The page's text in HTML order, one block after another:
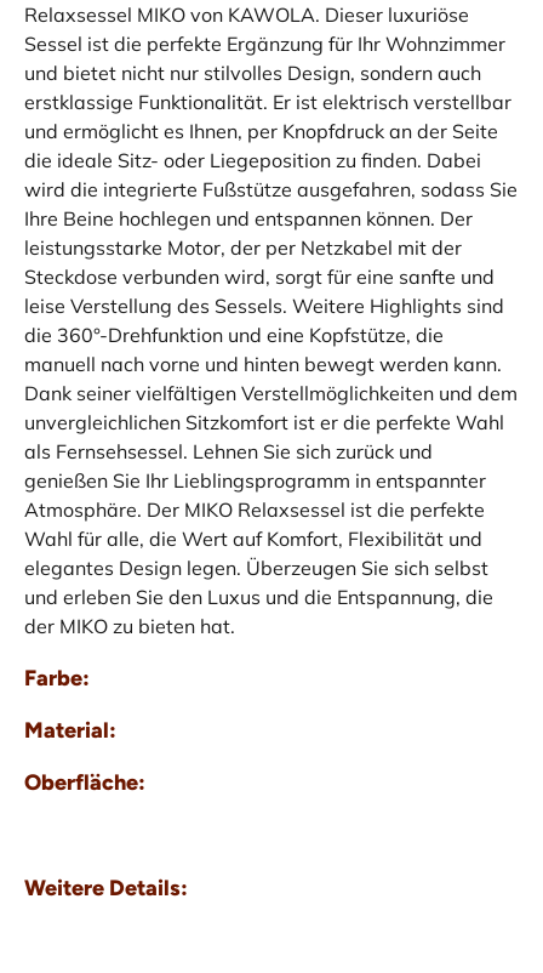
Relaxsessel MIKO von KAWOLA. Dieser luxuriöse
Sessel ist die perfekte Ergänzung für Ihr Wohnzimmer
und bietet nicht nur stilvolles Design, sondern auch
erstklassige Funktionalität. Er ist elektrisch verstellbar
und ermöglicht es Ihnen, per Knopfdruck an der Seite
die ideale Sitz- oder Liegeposition zu finden. Dabei
wird die integrierte Fußstütze ausgefahren, sodass Sie
Ihre Beine hochlegen und entspannen können. Der
leistungsstarke Motor, der per Netzkabel mit der
Steckdose verbunden wird, sorgt für eine sanfte und
leise Verstellung des Sessels. Weitere Highlights sind
die 360°-Drehfunktion und eine Kopfstütze, die
manuell nach vorne und hinten bewegt werden kann.
Dank seiner vielfältigen Verstellmöglichkeiten und dem
unvergleichlichen Sitzkomfort ist er die perfekte Wahl
als Fernsehsessel. Lehnen Sie sich zurück und
genießen Sie Ihr Lieblingsprogramm in entspannter
Atmosphäre. Der MIKO Relaxsessel ist die perfekte
Wahl für alle, die Wert auf Komfort, Flexibilität und
elegantes Design legen. Überzeugen Sie sich selbst
und erleben Sie den Luxus und die Entspannung, die
der MIKO zu bieten hat.
Farbe:
Material:
Oberfläche:
Weitere Details: